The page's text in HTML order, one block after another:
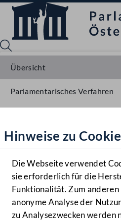
Hilfe
Benutzer
Navigationsmenü
MENÜ
Hinweise zu
Die Webseite verwendet
sie erforderlich für die
Funktionalität. Zum
anonyme Analyse der
zu Analysezwecken werden
Übersicht
Parlamentarisches Verfahren
Sitzungsdokumente